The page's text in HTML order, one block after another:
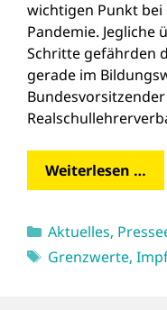
wichtigen Punkt
Pandemie.
Schritte gefährden
gerade im
Weiterlesen …
Kategorien
Aktuelles,
Schlagwörter
Grenzwerte,